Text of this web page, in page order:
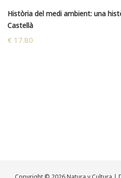
Història del medi ambient: una
Castellà
€ 17.80